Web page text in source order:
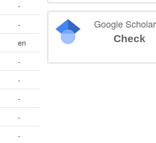
-
-
en
-
-
-
-
-
Google Scholar
Check